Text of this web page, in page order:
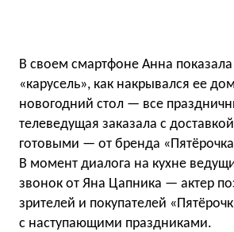
В своем смартфоне Анна
«карусель», как накрывался ее
новогодний стол — все
телеведущая заказала с
готовыми — от бренда
В момент диалога на кухне
звонок от Яна Цапника — актер
зрителей и покупателей
с наступающими праздниками.